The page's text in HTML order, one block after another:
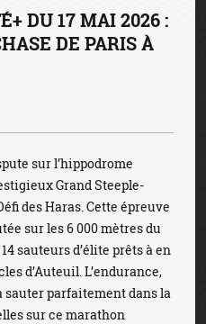
DU 17 MAI 2026 :
DE PARIS À
sur l’hippodrome
Grand Steeple-
des Haras. Cette épreuve
sur les 6 000 mètres du
sauteurs d’élite prêts à en
d’Auteuil. L’endurance,
sauter parfaitement dans la
sur ce marathon